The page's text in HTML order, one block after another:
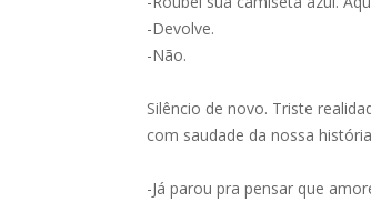
-Devolve.
-Não.
Silêncio de novo. Triste
com saudade da nossa
-Já parou pra pensar que